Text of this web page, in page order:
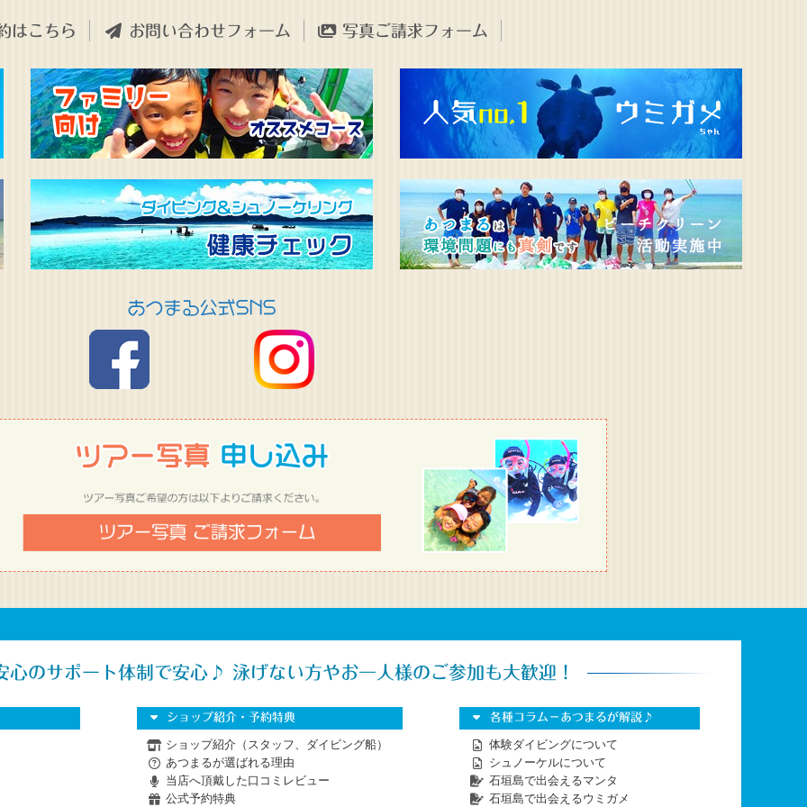
はこちら お問い合わせフォーム 写真ご請求フォーム
心のサポート体制で安心♪ 泳げない方やお一人様のご参加も大歓迎！
ショップ紹介・予約特典
ショップ紹介（スタッフ、ダイビング船）
あつまるが選ばれる理由
当店へ頂戴した口コミレビュー
公式予約特典
各種コラム－あつまるが解説♪
体験ダイビングについて
シュノーケルについて
石垣島で出会えるマンタ
石垣島で出会えるウミガメ